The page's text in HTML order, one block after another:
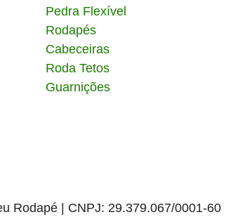
Pedra Flexível
Rodapés
Cabeceiras
Roda Tetos
Guarnições
Rodapé | CNPJ: 29.379.067/0001-60